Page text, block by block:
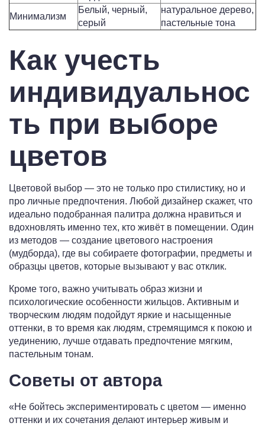
Минимализм
Белый, черный,
серый
натуральное дерево,
пастельные тона
Как учесть
индивидуальнос
ть при выборе
цветов
Цветовой выбор — это не только про стилистику, но и
про личные предпочтения. Любой дизайнер скажет, что
идеально подобранная палитра должна нравиться и
вдохновлять именно тех, кто живёт в помещении. Один
из методов — создание цветового настроения
(мудборда), где вы собираете фотографии, предметы и
образцы цветов, которые вызывают у вас отклик.
Кроме того, важно учитывать образ жизни и
психологические особенности жильцов. Активным и
творческим людям подойдут яркие и насыщенные
оттенки, в то время как людям, стремящимся к покою и
уединению, лучше отдавать предпочтение мягким,
пастельным тонам.
Советы от автора
«Не бойтесь экспериментировать с цветом — именно
оттенки и их сочетания делают интерьер живым и